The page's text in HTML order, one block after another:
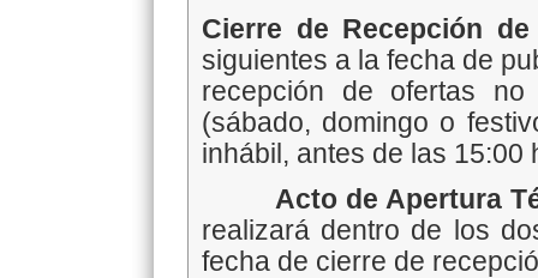
Cierre de Recepción
siguientes a la fecha de
recepción de ofertas
(sábado, domingo o
inhábil, antes de las 15:00
Acto de Apertura
realizará dentro de los
fecha de cierre de